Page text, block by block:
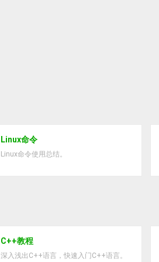
Linux命令
Linux命令使用总结。
C++教程
深入浅出C++语言，快速入门C++语言。